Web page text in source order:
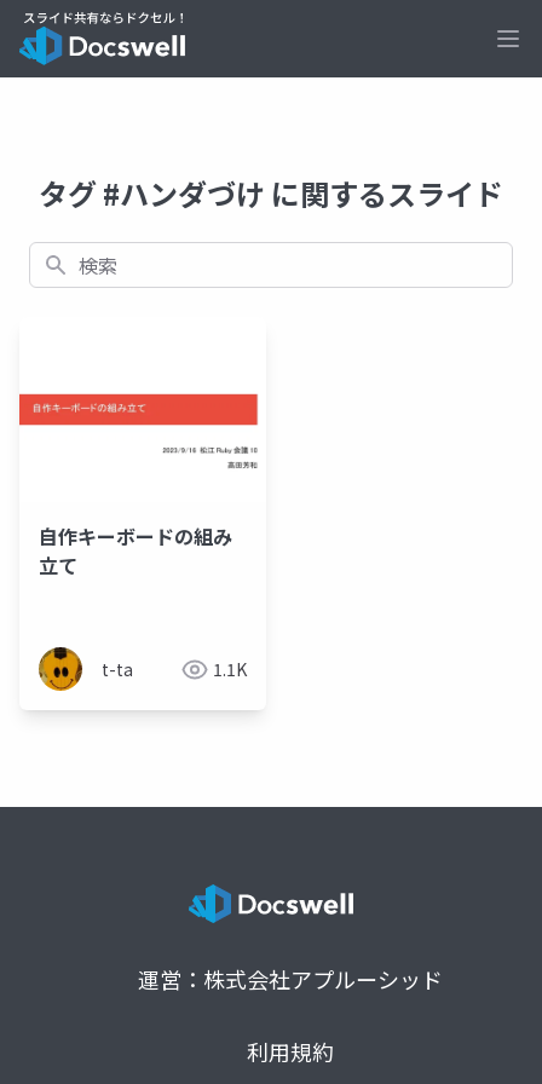
タグ #ハンダづけ に関するスライド
検索
自作キーボードの組み
立て
t-ta 1.1K
運営：株式会社アプルーシッド
利用規約